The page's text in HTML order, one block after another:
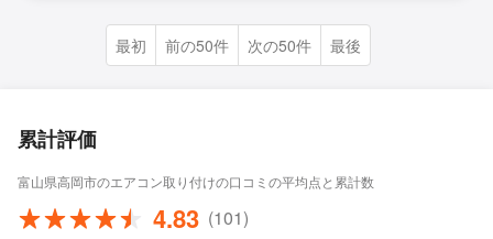
最初 前の50件 次の50件 最後
累計評価
富山県高岡市のエアコン取り付けの口コミの平均点と累計数
4.83 (101)